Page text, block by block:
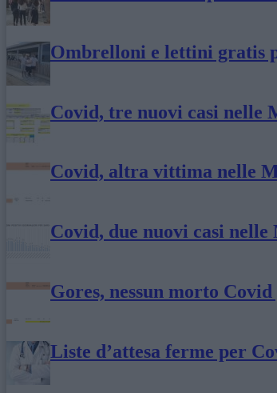
Ombrelloni e lettini gratis
Covid, tre nuovi casi nelle
Covid, altra vittima nelle
Covid, due nuovi casi nelle
Gores, nessun morto
Liste d’attesa ferme per